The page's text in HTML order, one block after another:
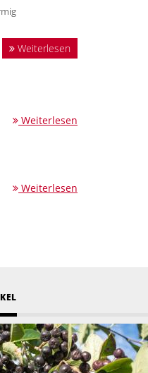
Weiterlesen
Weiterlesen
Weiterlesen